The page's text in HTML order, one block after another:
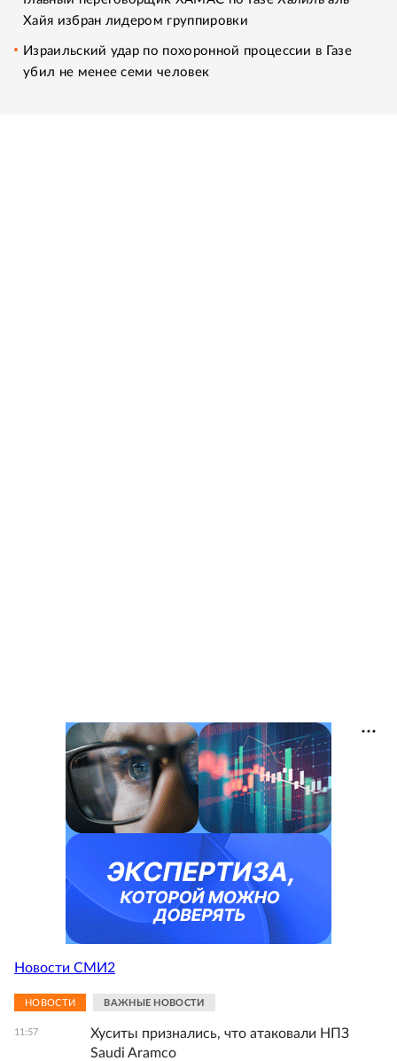
Хайя избран лидером группировки
Израильский удар по похоронной процессии в Газе
убил не менее семи человек
Новости СМИ2
НОВОСТИ ВАЖНЫЕ НОВОСТИ
11:57
Хуситы признались, что атаковали НПЗ
Saudi Aramco